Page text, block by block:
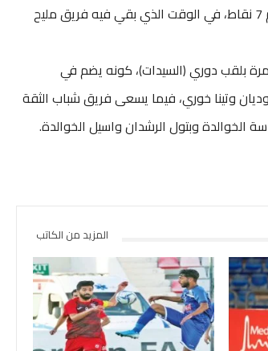
فرق أقصى عمان والطالبية والعقبة والمهندسين بالنقاط، ولكل منهم 7 نقاط، في الوقت الذي بقي فيه فريق مليح
بلقب دوري (السيدات)، كونه يضم في
وتينا خوري، فيما يسعى فريق شباب الثقة
وبتول الرشدان واسيل الخوالدة.
المزيد من الكاتب